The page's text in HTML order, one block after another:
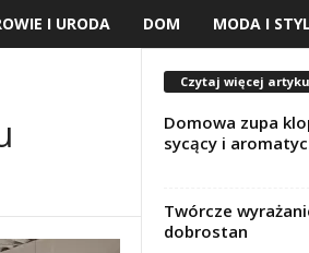
I URODA DOM MODA I STYL
Czytaj więcej
Domowa zupa
sycący i
Twórcze
dobrostan